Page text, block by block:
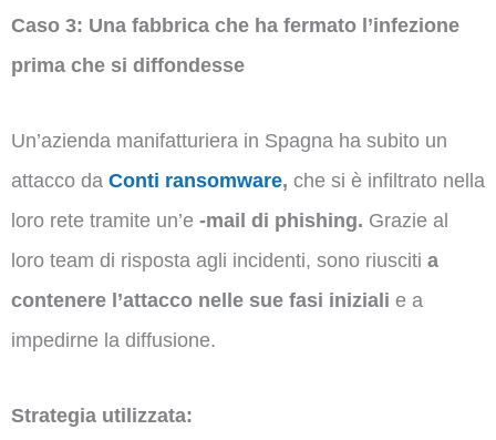
Caso 3: Una fabbrica che ha fermato l’infezione
prima che si diffondesse
Un’azienda manifatturiera in Spagna ha subito un
attacco da Conti ransomware, che si è infiltrato nella
loro rete tramite un’e -mail di phishing. Grazie al
loro team di risposta agli incidenti, sono riusciti a
contenere l’attacco nelle sue fasi iniziali e a
impedirne la diffusione.
Strategia utilizzata: